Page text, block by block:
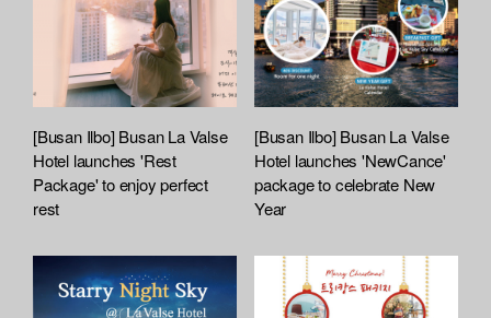
[Busan Ilbo] Busan La Valse
Hotel launches 'Rest
Package' to enjoy perfect
rest
[Busan Ilbo] Busan La Valse
Hotel launches 'NewCance'
package to celebrate New
Year